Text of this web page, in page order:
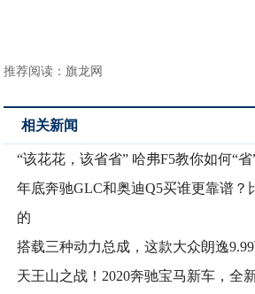
推荐阅读：旗龙网
相关新闻
“该花花，该省省” 哈弗F5教你如何“省
年底奔驰GLC和奥迪Q5买谁更靠谱？
的
搭载三种动力总成，这款大众朗逸
天王山之战！2020奔驰宝马新车，全